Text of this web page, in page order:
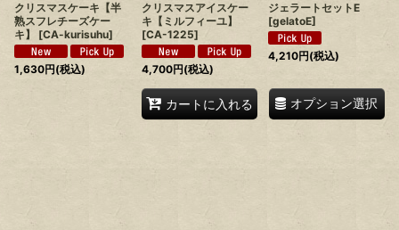
クリスマスケーキ【半
熟スフレチーズケー
キ】
[CA-kurisuhu]
1,630円(税込)
クリスマスアイスケー
キ【ミルフィーユ】
[CA-1225]
4,700円(税込)
カートに入れる
ジェラートセットE
[gelatoE]
4,210円(税込)
オプション選択